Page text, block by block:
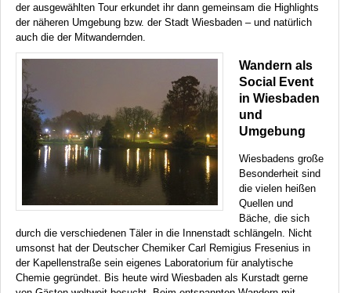
der ausgewählten Tour erkundet ihr dann gemeinsam die Highlights
der näheren Umgebung bzw. der Stadt Wiesbaden – und natürlich
auch die der Mitwandernden.
Wandern als
Social Event
in Wiesbaden
und
Umgebung
Wiesbadens große
Besonderheit sind
die vielen heißen
Quellen und
Bäche, die sich
durch die verschiedenen Täler in die Innenstadt schlängeln. Nicht
umsonst hat der Deutscher Chemiker Carl Remigius Fresenius in
der Kapellenstraße sein eigenes Laboratorium für analytische
Chemie gegründet. Bis heute wird Wiesbaden als Kurstadt gerne